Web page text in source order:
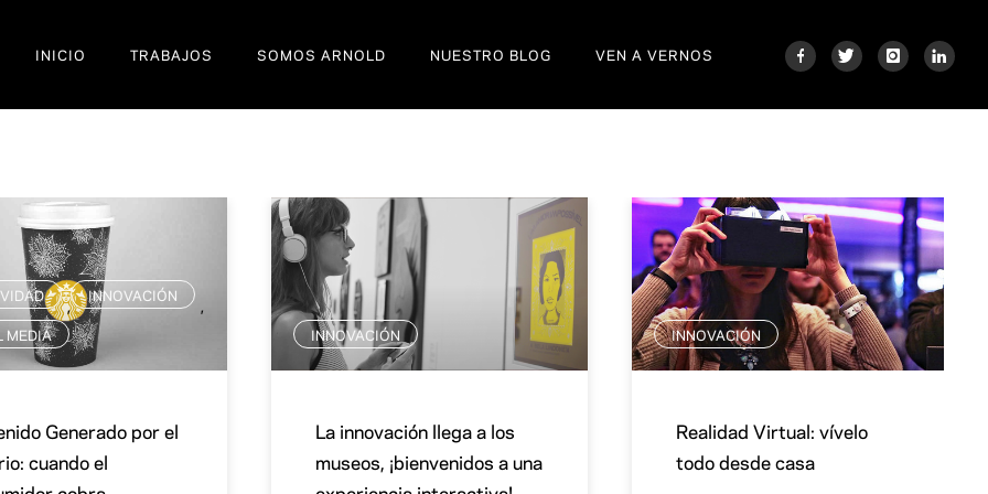
INICIO TRABAJOS SOMOS ARNOLD NUESTRO BLOG VEN A VERNOS
, INNOVACIÓN
MEDIA
Generado por el
cuando el
INNOVACIÓN
La innovación llega a los
museos, ¡bienvenidos a una
INNOVACIÓN
Realidad Virtual: vívelo
todo desde casa